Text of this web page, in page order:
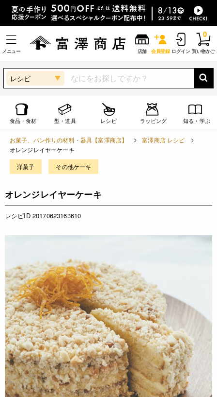
メニュー 店舗 会員登録 ログイン 買い物かご
0
レシピ
食品・食材 型・道具 レシピ ラッピング 知る・学ぶ
お菓子、パン作りの材料・器具【富澤商店】
富澤商店 レシピ
オレンジレイヤーケーキ
洋菓子 その他ケーキ
オレンジレイヤーケーキ
レシピID 20170623163610